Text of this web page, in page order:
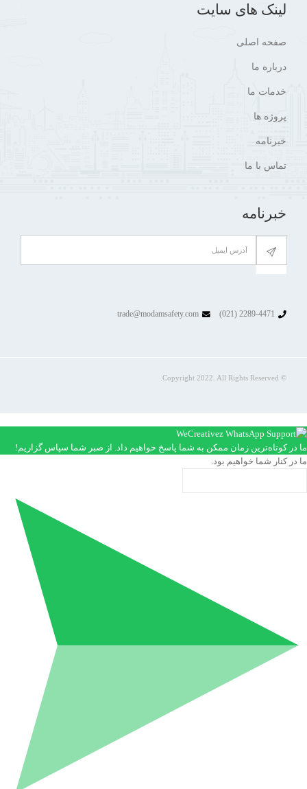
لینک های سایت
صفحه اصلی
درباره ما
خدمات ما
پروژه ها
خبرنامه
تماس با ما
خبرنامه
trade@modamsafety.com
© Copyright 2022. All Rights Reserved.
ما در کوتاه‌ترین زمان ممکن به شما پاسخ خواهیم داد. از صبر شما سپاس گزاریم!
ما در کنار شما خواهیم بود.